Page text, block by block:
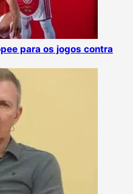
para os jogos contra